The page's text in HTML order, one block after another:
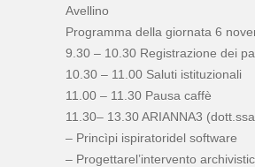
Avellino
Programma della giornata 6
9.30 – 10.30 Registrazione dei
10.30 – 11.00 Saluti istituzionali
11.00 – 11.30 Pausa caffè
11.30– 13.30 ARIANNA3
– Princìpi ispiratoridel software
– Progettarel’intervento